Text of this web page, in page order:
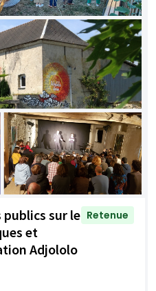
sur le
et
Adjololo
Retenue